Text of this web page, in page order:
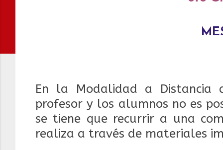
En la Modalidad a Distancia
profesor y los alumnos no es
se tiene que recurrir a una
realiza a través de materiales